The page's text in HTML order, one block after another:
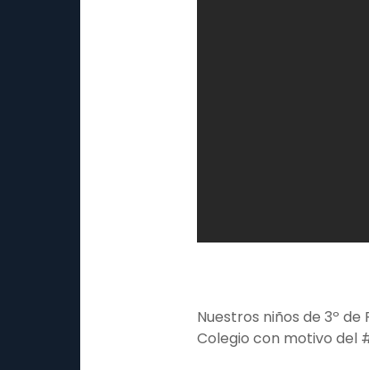
Nuestros niños de 3º
Colegio con motivo del